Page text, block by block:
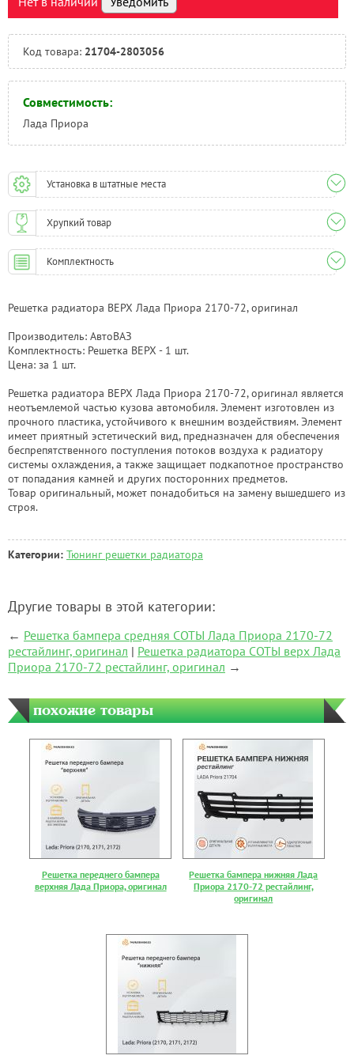
Тюмень:
Под заказ
Код товара: 21704-2803056
Совместимость:
Лада Приора
Установка в штатные места
Хрупкий товар
Комплектность
Решетка радиатора ВЕРХ Лада Приора 2170-72, оригинал
Производитель: АвтоВАЗ
Комплектность: Решетка ВЕРХ - 1 шт.
Цена: за 1 шт.
Решетка радиатора ВЕРХ Лада Приора 2170-72, оригинал является
неотъемлемой частью кузова автомобиля. Элемент изготовлен из
прочного пластика, устойчивого к внешним воздействиям. Элемент
имеет приятный эстетический вид, предназначен для обеспечения
беспрепятственного поступления потоков воздуха к радиатору
системы охлаждения, а также защищает подкапотное пространство
от попадания камней и других посторонних предметов.
Товар оригинальный, может понадобиться на замену вышедшего из
строя.
Категории: Тюнинг решетки радиатора
Другие товары в этой категории:
← Решетка бампера средняя СОТЫ Лада Приора 2170-72
рестайлинг, оригинал | Решетка радиатора СОТЫ верх Лада
Приора 2170-72 рестайлинг, оригинал →
похожие товары
Решеткa переднего бaмперa
верхняя Лада Приора, оригинал
Решетка бампера нижняя Лада
Приора 2170-72 рестайлинг,
оригинал